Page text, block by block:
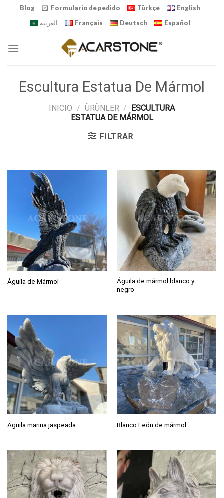
Blog Formulario de pedido Türkçe
English
العربية
Français Deutsch Español
Escultura Estatua De Mármol
INICIO / ÜRÜNLER /
ESCULTURA
ESTATUA DE MÁRMOL
FILTRAR
Águila de Mármol
Águila de mármol blanco y
negro
Águila marina jaspeada Blanco León de mármol